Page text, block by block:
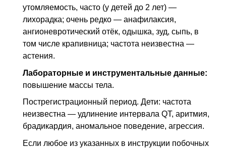
утомляемость, часто (у детей до 2 лет) —
лихорадка; очень редко — анафилаксия,
ангионевротический отёк, одышка, зуд, сыпь, в
том числе крапивница; частота неизвестна —
астения.
Лабораторные и инструментальные данные:
повышение массы тела.
Пострегистрационный период. Дети: частота
неизвестна — удлинение интервала QT, аритмия,
брадикардия, аномальное поведение, агрессия.
Если любое из указанных в инструкции побочных